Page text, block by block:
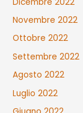
Novembre 2022
Ottobre 2022
Settembre 2022
Agosto 2022
Luglio 2022